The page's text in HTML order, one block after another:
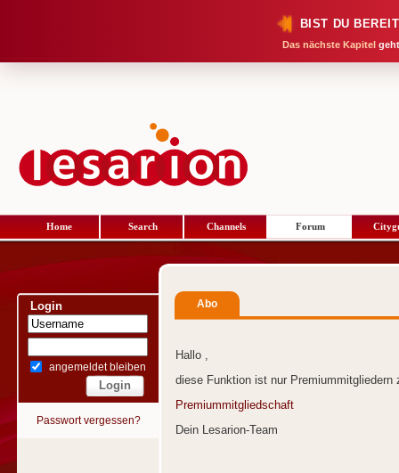
BIST DU
Das nächste Kapitel
Home Search Channels Forum
Login
angemeldet bleiben
Passwort vergessen?
Abo
Hallo ,
diese Funktion ist nur Premiummitgliedern
Premiummitgliedschaft
Dein Lesarion-Team